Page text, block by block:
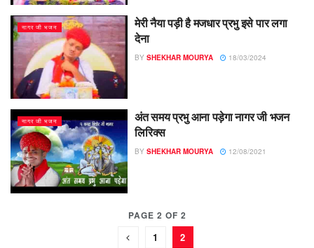
नागर जी भजन
मेरी नैया पड़ी है मजधार प्रभु इसे पार लगा
देना
BY SHEKHAR MOURYA 18/03/2024
नागर जी भजन
अंत समय प्रभु आना पड़ेगा नागर जी भजन
लिरिक्स
BY SHEKHAR MOURYA 12/08/2021
PAGE 2 OF 2
1 2